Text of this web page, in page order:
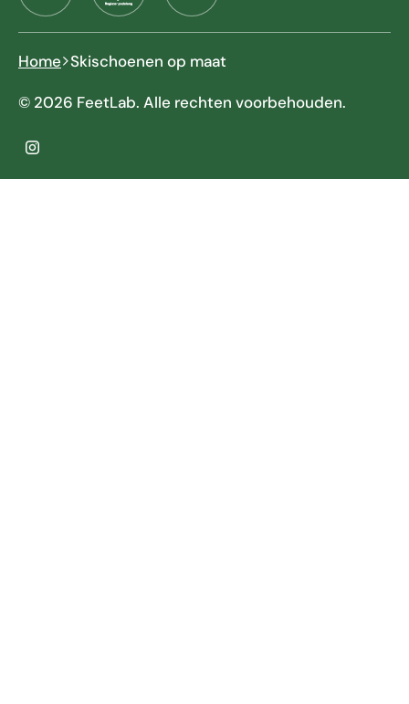
Home Skischoenen op maat
© 2026 FeetLab. Alle rechten voorbehouden.